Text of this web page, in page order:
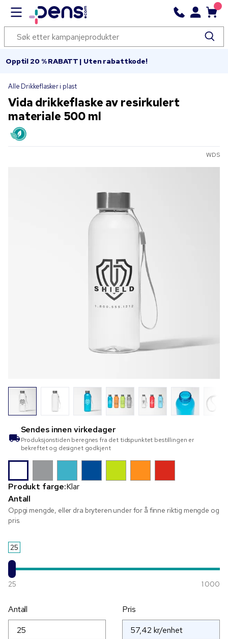
Opptil 20 % RABATT | Uten rabattkode!
Alle Drikkeflasker i plast
Vida drikkeflaske av resirkulert
materiale 500 ml
WDS
Sendes innen virkedager
Produksjonstiden beregnes fra det tidspunktet bestillingen er
bekreftet og designet godkjent
Produkt farge:Klar
Antall
Oppgi mengde, eller dra bryteren under for å finne riktig mengde og
pris.
25
25 1 000
Antall Pris